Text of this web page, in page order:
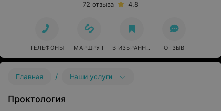
72 отзыва
4.8
ТЕЛЕФОНЫ МАРШРУТ В ИЗБРАННОЕ ОТЗЫВ
Главная / Наши услуги
Проктология